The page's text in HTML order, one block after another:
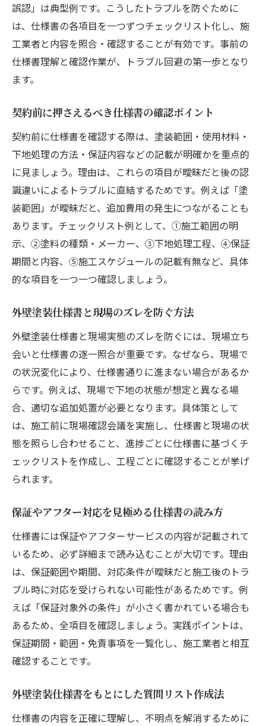
誤認」は典型例です。こうしたトラブルを防ぐために
は、仕様書の各項目を一つずつチェックリスト化し、施
工業者と内容を照合・確認することが有効です。事前の
仕様書理解と確認作業が、トラブル回避の第一歩となり
ます。
契約前に押さえるべき仕様書の確認ポイント
契約前に仕様書を確認する際は、塗装範囲・使用材料・
下地処理の方法・保証内容などの記載が明確かを重点的
に見ましょう。理由は、これらの項目が曖昧だと後の認
識違いによるトラブルに直結するためです。例えば「塗
装範囲」が曖昧だと、追加費用の発生につながることも
あります。チェックリスト例として、①施工範囲の明
示、②塗料の種類・メーカー、③下地処理工程、④保証
期間と内容、⑤施工スケジュールの記載有無など、具体
的な項目を一つ一つ確認しましょう。
外壁塗装仕様書と現場のズレを防ぐ方法
外壁塗装仕様書と現場実態のズレを防ぐには、現場立ち
会いと仕様書の逐一照合が重要です。なぜなら、現場で
の状況変化により、仕様書通りに進まない場合があるか
らです。例えば、現場で下地の状態が想定と異なる場
合、適切な追加処置が必要となります。具体策として
は、施工前に現場確認会議を実施し、仕様書と現場の状
態を照らし合わせること、進捗ごとに仕様書に基づくチ
ェックリストを作成し、工程ごとに確認することが挙げ
られます。
保証やアフター対応を見極める仕様書の読み方
仕様書には保証やアフターサービスの内容が記載されて
いるため、必ず詳細まで読み込むことが大切です。理由
は、保証範囲や期間、対応条件が曖昧だと施工後のトラ
ブル時に対応を受けられない可能性があるためです。例
えば「保証対象外の条件」が小さく書かれている場合も
あるため、全項目を確認しましょう。実践ポイントは、
保証期間・範囲・免責事項を一覧化し、施工業者と相互
確認することです。
外壁塗装仕様書をもとにした質問リスト作成法
仕様書の内容を正確に理解し、不明点を解消するために